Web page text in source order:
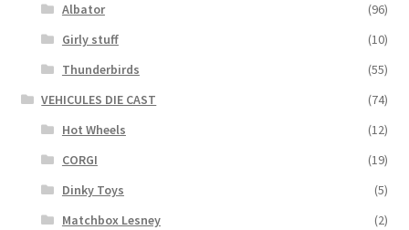
Albator
(96)
Girly stuff
(10)
Thunderbirds
(55)
VEHICULES DIE CAST
(74)
Hot Wheels
(12)
CORGI
(19)
Dinky Toys
(5)
Matchbox Lesney
(2)